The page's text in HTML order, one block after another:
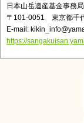
日本山岳遺産基金事
〒101-0051 東京都千
E-mail:
https://